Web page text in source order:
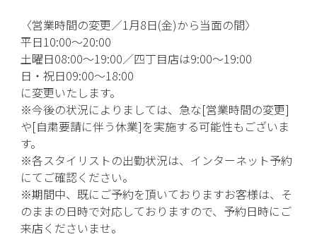
〈営業時間の変更／1 月8日(金)から当面の間〉
平日10:00〜20:00
土曜日08:00〜19:00／四丁目店は9:00〜19:00
日・祝日09:00〜18:00
に変更いたします。
※今後の状況によりましては、急な[営業時間の変更]
や[自粛要請に伴う休業]を実施する可能性もございま
す。
※各スタイリストの出勤状況は、インターネット予約
にてご確認ください。
※期間中、既にご予約を頂いておりますお客様は、そ
のままの日時で対応しておりますので、予約日時にご
来店くださいませ。